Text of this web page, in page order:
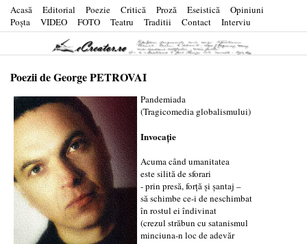
Acasă Editorial Poezie Critică Proză Eseistică
Opiniuni
Poşta
VIDEO FOTO Teatru Traditii Contact Interviu
Poezii de George PETROVAI
Pandemiada
(Tragicomedia globalismului)
Invocație
Acuma când umanitatea
este silită de sforari
- prin presă, forță și șantaj –
să schimbe ce-i de neschimbat
în rostul ei îndivinat
(crezul străbun cu satanismul
minciuna-n loc de adevăr